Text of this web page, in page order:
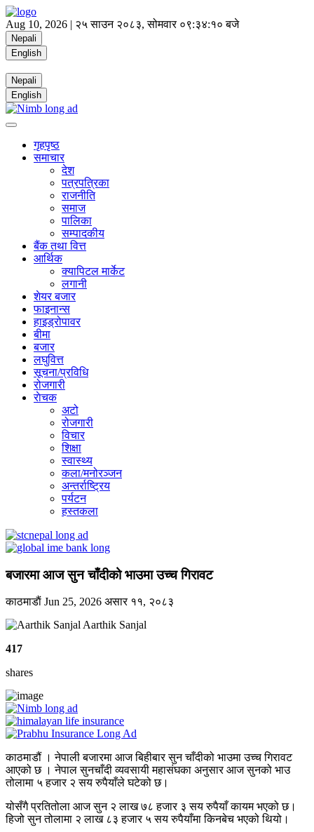
Aug 10, 2026 | २५ साउन २०८३, सोमवार ०९:३४:१० बजे
Nepali
English
Nepali
English
गृहपृष्ठ
समाचार
देश
पत्रपत्रिका
राजनीति
समाज
पालिका
सम्पादकीय
बैंक तथा वित्त
आर्थिक
क्यापिटल मार्केट
लगानी
शेयर बजार
फाइनान्स
हाइड्रोपावर
बीमा
बजार
लघुवित्त
सूचना/प्रविधि
रोजगारी
राेचक
अटो
रोजगारी
विचार
शिक्षा
स्वास्थ्य
कला/मनोरञ्जन
अन्तर्राष्ट्रिय
पर्यटन
हस्तकला
बजारमा आज सुन चाँदीको भाउमा उच्च गिरावट
काठमाडाैं Jun 25, 2026 असार ११, २०८३
Aarthik Sanjal
417
shares
काठमाडौं । नेपाली बजारमा आज बिहीबार सुन चाँदीको भाउमा उच्च गिरावट
आएको छ । नेपाल सुनचाँदी व्यवसायी महासंघका अनुसार आज सुनको भाउ
तोलामा ५ हजार २ सय रुपैयाँले घटेको छ।
योसँगै प्रतितोला आज सुन २ लाख ७८ हजार ३ सय रुपैयाँ कायम भएको छ।
हिजो सुन तोलामा २ लाख ८३ हजार ५ सय रुपैयाँमा किनबेच भएको थियो।